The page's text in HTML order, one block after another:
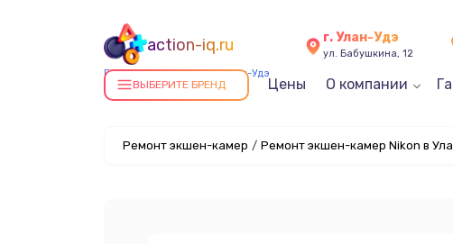
action-iq.ru
Ремонт экшен-камер в Улан-Удэ
г. Улан-Удэ
ул. Бабушкина, 12
ВЫБЕРИТЕ БРЕНД Цены О компании
Ремонт экшен-камер / Ремонт экшен-камер Nikon в